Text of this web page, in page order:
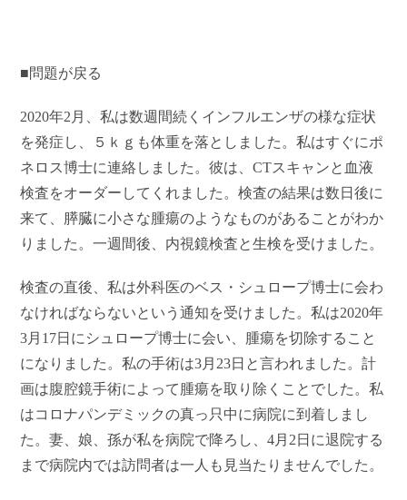
■問題が戻る
2020年2月、私は数週間続くインフルエンザの様な症状
を発症し、５ｋｇも体重を落としました。私はすぐにポ
ネロス博士に連絡しました。彼は、CTスキャンと血液
検査をオーダーしてくれました。検査の結果は数日後に
来て、膵臓に小さな腫瘍のようなものがあることがわか
りました。一週間後、内視鏡検査と生検を受けました。
検査の直後、私は外科医のベス・シュロープ博士に会わ
なければならないという通知を受けました。私は2020年
3月17日にシュロープ博士に会い、腫瘍を切除すること
になりました。私の手術は3月23日と言われました。計
画は腹腔鏡手術によって腫瘍を取り除くことでした。私
はコロナパンデミックの真っ只中に病院に到着しまし
た。妻、娘、孫が私を病院で降ろし、4月2日に退院する
まで病院内では訪問者は一人も見当たりませんでした。